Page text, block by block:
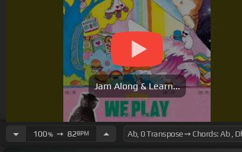
Jam Along & Learn...
100%➙ 82BPM